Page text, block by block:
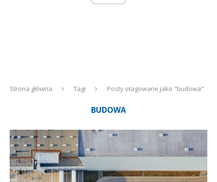
Strona główna Tagi Posty otagowane jako "budowa"
BUDOWA